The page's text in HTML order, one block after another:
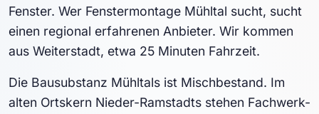
Fenster. Wer Fenstermontage Mühltal sucht, sucht
einen regional erfahrenen Anbieter. Wir kommen
aus Weiterstadt, etwa 25 Minuten Fahrzeit.
Die Bausubstanz Mühltals ist Mischbestand. Im
alten Ortskern Nieder-Ramstadts stehen Fachwerk-